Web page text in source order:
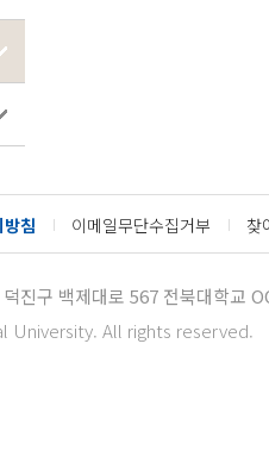
침 이메일무단수집거부 찾
진구 백제대로 567 전북대학교
University. All rights reserved.